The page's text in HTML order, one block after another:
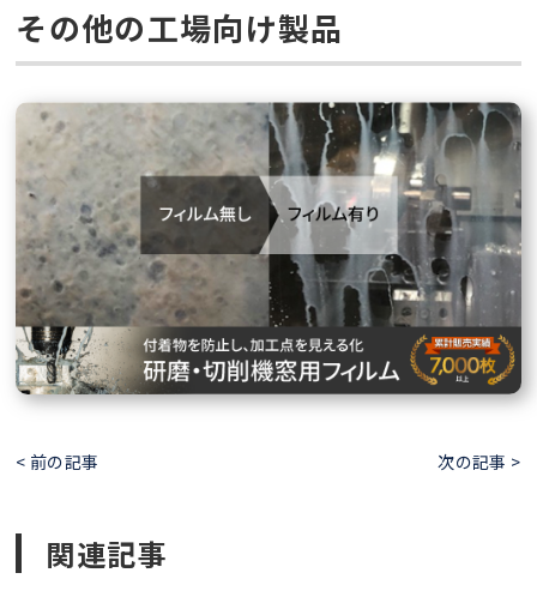
その他の工場向け製品
< 前の記事 次の記事 >
関連記事